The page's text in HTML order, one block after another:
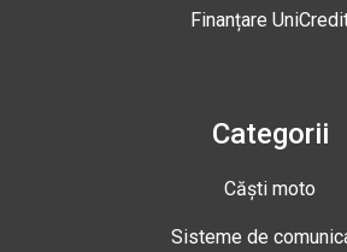
Finanțare
Categorii
Căști moto
Sisteme de